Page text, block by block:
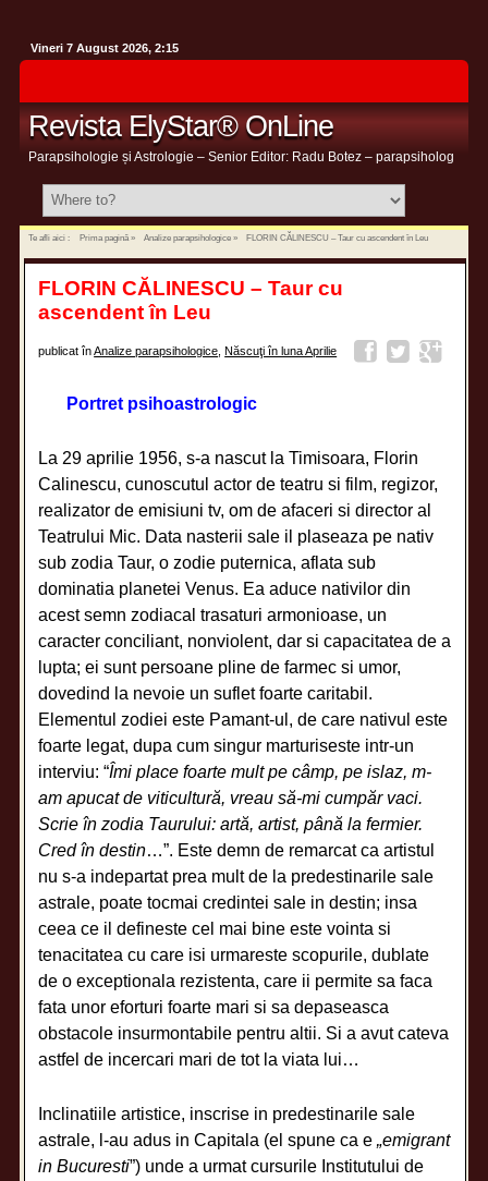
Vineri 7 August 2026, 2:15
Revista ElyStar® OnLine
Parapsihologie și Astrologie – Senior Editor: Radu Botez – parapsiholog
Te afli aici : Prima pagină» Analize parapsihologice» FLORIN CĂLINESCU – Taur cu ascendent în Leu
FLORIN CĂLINESCU – Taur cu
ascendent în Leu
publicat înAnalize parapsihologice ,Născuţi în luna Aprilie
Portret psihoastrologic
La 29 aprilie 1956, s-a nascut la Timisoara, Florin
Calinescu, cunoscutul actor de teatru si film, regizor,
realizator de emisiuni tv, om de afaceri si director al
Teatrului Mic. Data nasterii sale il plaseaza pe nativ
sub zodia Taur, o zodie puternica, aflata sub
dominatia planetei Venus. Ea aduce nativilor din
acest semn zodiacal trasaturi armonioase, un
caracter conciliant, nonviolent, dar si capacitatea de a
lupta; ei sunt persoane pline de farmec si umor,
dovedind la nevoie un suflet foarte caritabil.
Elementul zodiei este Pamant-ul, de care nativul este
foarte legat, dupa cum singur marturiseste intr-un
interviu: “Îmi place foarte mult pe câmp, pe islaz, m-
am apucat de viticultură, vreau să-mi cumpăr vaci.
Scrie în zodia Taurului: artă, artist, până la fermier.
Cred în destin…”. Este demn de remarcat ca artistul
nu s-a indepartat prea mult de la predestinarile sale
astrale, poate tocmai credintei sale in destin; insa
ceea ce il defineste cel mai bine este vointa si
tenacitatea cu care isi urmareste scopurile, dublate
de o exceptionala rezistenta, care ii permite sa faca
fata unor eforturi foarte mari si sa depaseasca
obstacole insurmontabile pentru altii. Si a avut cateva
astfel de incercari mari de tot la viata lui…
Inclinatiile artistice, inscrise in predestinarile sale
astrale, l-au adus in Capitala (el spune ca e „emigrant
in Bucuresti”) unde a urmat cursurile Institutului de